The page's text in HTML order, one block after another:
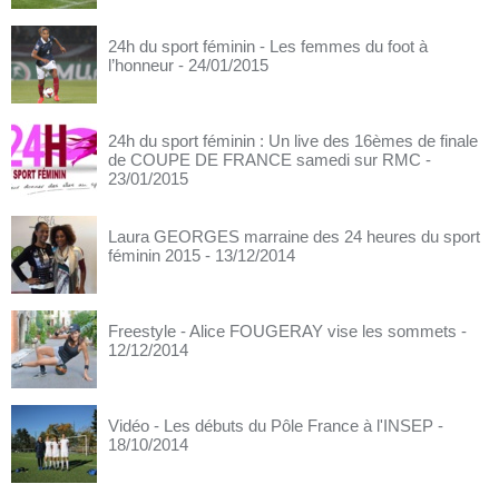
24h du sport féminin - Les femmes du foot à
l’honneur - 24/01/2015
24h du sport féminin : Un live des 16èmes de finale
de COUPE DE FRANCE samedi sur RMC -
23/01/2015
Laura GEORGES marraine des 24 heures du sport
féminin 2015 - 13/12/2014
Freestyle - Alice FOUGERAY vise les sommets -
12/12/2014
Vidéo - Les débuts du Pôle France à l'INSEP -
18/10/2014